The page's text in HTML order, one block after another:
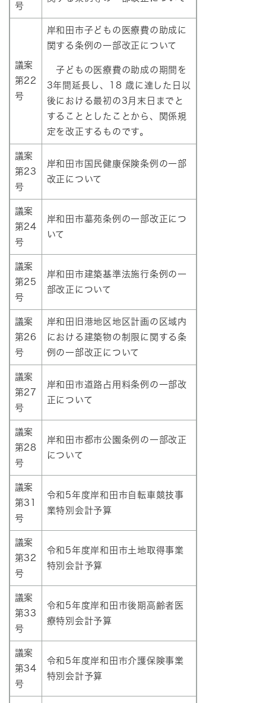
号
議案
第22
号
岸和田市子どもの医療費の助成に
関する条例の一部改正について
子どもの医療費の助成の期間を
3年間延長し、18 歳に達した日以
後における最初の3月末日までと
することとしたことから、関係規
定を改正するものです。
議案
第23
号
岸和田市国民健康保険条例の一部
改正について
議案
第24
号
岸和田市墓苑条例の一部改正につ
いて
議案
第25
号
岸和田市建築基準法施行条例の一
部改正について
議案
第26
号
岸和田旧港地区地区計画の区域内
における建築物の制限に関する条
例の一部改正について
議案
第27
号
岸和田市道路占用料条例の一部改
正について
議案
第28
号
岸和田市都市公園条例の一部改正
について
議案
第31
号
令和5年度岸和田市自転車競技事
業特別会計予算
議案
第32
号
令和5年度岸和田市土地取得事業
特別会計予算
議案
第33
号
令和5年度岸和田市後期高齢者医
療特別会計予算
議案
第34
号
令和5年度岸和田市介護保険事業
特別会計予算